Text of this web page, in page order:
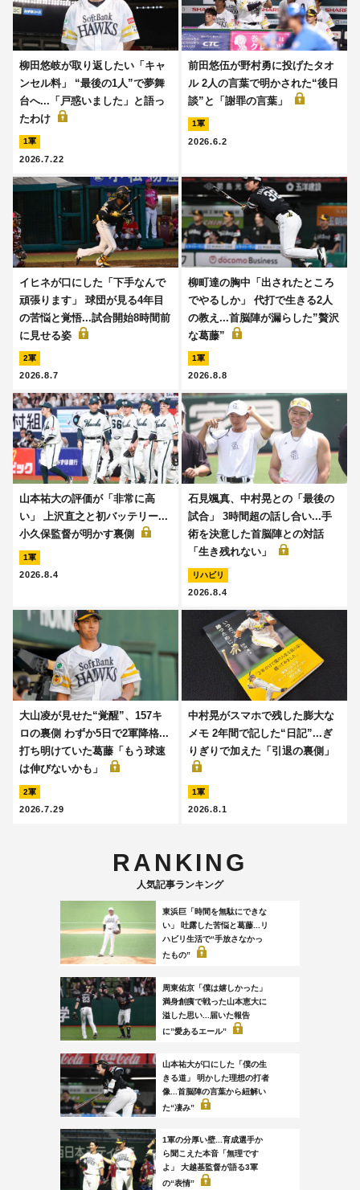
柳田悠岐が取り返したい「キャ
ンセル料」 “最後の1人”で夢舞
台へ...「戸惑いました」と語っ
たわけ
1軍
2026.7.22
前田悠伍が野村勇に投げたタオ
ル 2人の言葉で明かされた“後日
談”と「謝罪の言葉」
1軍
2026.6.2
イヒネが口にした「下手なんで
頑張ります」 球団が見る4年目
の苦悩と覚悟...試合開始8時間前
に見せる姿
2軍
2026.8.7
柳町達の胸中「出されたところ
でやるしか」 代打で生きる2人
の教え...首脳陣が漏らした”贅沢
な葛藤”
1軍
2026.8.8
山本祐大の評価が「非常に高
い」 上沢直之と初バッテリー...
小久保監督が明かす裏側
1軍
2026.8.4
石見颯真、中村晃との「最後の
試合」 3時間超の話し合い...手
術を決意した首脳陣との対話
「生き残れない」
リハビリ
2026.8.4
大山凌が見せた“覚醒”、157キ
ロの裏側 わずか5日で2軍降格...
打ち明けていた葛藤「もう球速
は伸びないかも」
2軍
2026.7.29
中村晃がスマホで残した膨大な
メモ 2年間で記した“日記”...ぎ
りぎりで加えた「引退の裏側」
1軍
2026.8.1
RANKING
人気記事ランキング
東浜巨「時間を無駄にできな
い」 吐露した苦悩と葛藤...リ
ハビリ生活で“手放さなかっ
たもの”
周東佑京「僕は嬉しかった」
満身創痍で戦った山本恵大に
溢した思い...届いた報告
に”愛あるエール”
山本祐大が口にした「僕の生
きる道」 明かした理想の打者
像...首脳陣の言葉から紐解い
た“凄み”
1軍の分厚い壁...育成選手か
ら聞こえた本音「無理です
よ」 大越基監督が語る3軍
の“表情”